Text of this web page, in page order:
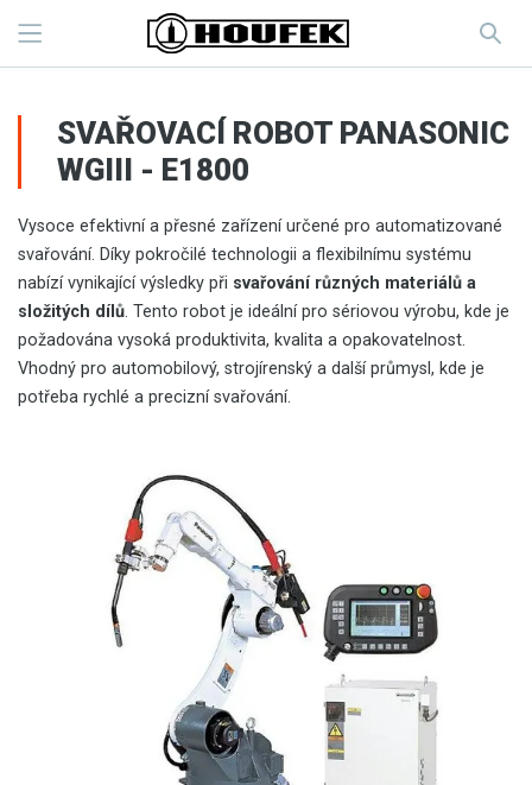
SVAŘOVACÍ ROBOT PANASONIC
WGIII - E1800
Vysoce efektivní a přesné zařízení určené pro automatizované
svařování. Díky pokročilé technologii a flexibilnímu systému
nabízí vynikající výsledky při svařování různých materiálů a
složitých dílů. Tento robot je ideální pro sériovou výrobu, kde je
požadována vysoká produktivita, kvalita a opakovatelnost.
Vhodný pro automobilový, strojírenský a další průmysl, kde je
potřeba rychlé a precizní svařování.